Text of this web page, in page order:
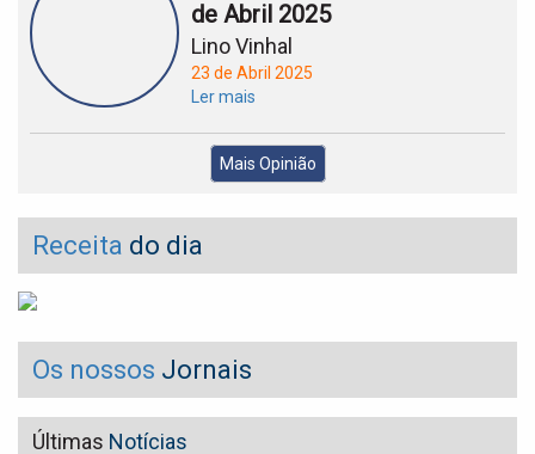
de Abril 2025
Lino Vinhal
23 de Abril 2025
Ler mais
Mais Opinião
Receita do dia
Os nossos Jornais
Últimas Notícias